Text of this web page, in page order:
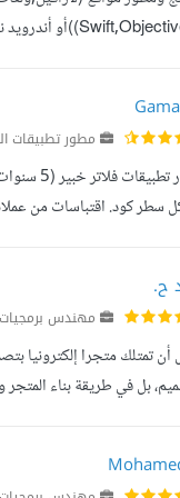
مطور تطبيقات
مطور
سطر كود. اقتباسات من
ح.
مهندس برمجيات
تمتلك متجرا إلكترونيا
بل في طريقة بناء